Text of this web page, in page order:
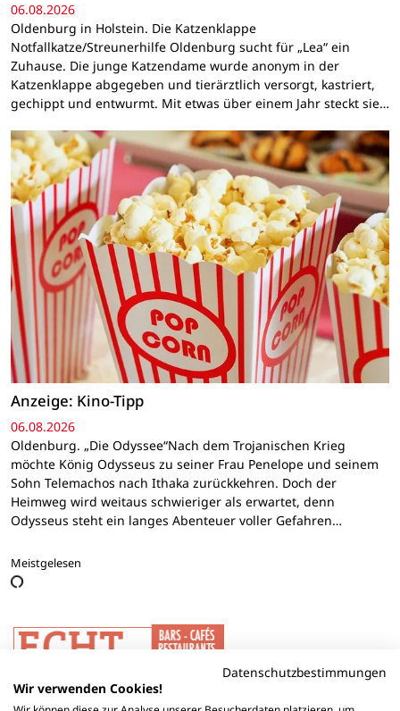
06.08.2026
Oldenburg in Holstein. Die Katzenklappe
Notfallkatze/Streunerhilfe Oldenburg sucht für „Lea“ ein
Zuhause. Die junge Katzendame wurde anonym in der
Katzenklappe abgegeben und tierärztlich versorgt, kastriert,
gechippt und entwurmt. Mit etwas über einem Jahr steckt sie…
Anzeige: Kino-Tipp
06.08.2026
Oldenburg. „Die Odyssee“Nach dem Trojanischen Krieg
möchte König Odysseus zu seiner Frau Penelope und seinem
Sohn Telemachos nach Ithaka zurückkehren. Doch der
Heimweg wird weitaus schwieriger als erwartet, denn
Odysseus steht ein langes Abenteuer voller Gefahren…
Meistgelesen
Datenschutzbestimmungen
Wir verwenden Cookies!